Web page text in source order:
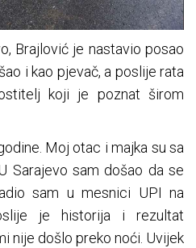
Brajlović je nastavio posao
i kao pjevač, a poslije rata
koji je poznat širom
Moj otac i majka su sa
Sarajevo sam došao da se
sam u mesnici UPI na
je historija i rezultat
nije došlo preko noći. Uvijek